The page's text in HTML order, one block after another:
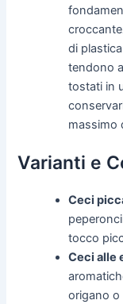
di
tendono
tostati in
massimo
Varianti e
Ceci
tocco
Ceci alle
origano o